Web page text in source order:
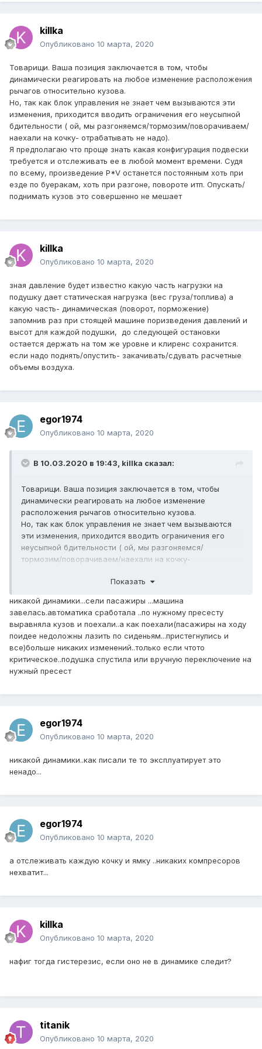
killka
Опубликовано 10 марта, 2020
Товарищи. Ваша позиция заключается в том, чтобы
динамически реагировать на любое изменение расположения
рычагов относительно кузова.
Но, так как блок управления не знает чем вызываются эти
изменения, приходится вводить ограничения его неусыпной
бдительности ( ой, мы разгоняемся/тормозим/поворачиваем/
наехали на кочку- отрабатывать не надо).
Я предполагаю что проще знать какая конфигурация подвески
требуется и отслеживать ее в любой момент времени. Судя
по всему, произведение P*V останется постоянным хоть при
езде по буеракам, хоть при разгоне, повороте итп. Опускать/
поднимать кузов это совершенно не мешает
killka
Опубликовано 10 марта, 2020
зная давление будет известно какую часть нагрузки на
подушку дает статическая нагрузка (вес груза/топлива) а
какую часть- динамическая (поворот, порможение)
запомнив раз при стоящей машине поризведения давлений и
высот для каждой подушки, до следующей остановки
остается держать на том же уровне и клиренс сохранится.
если надо поднять/опустить- закачивать/сдувать расчетные
объемы воздуха.
egor1974
Опубликовано 10 марта, 2020
В 10.03.2020 в 19:43, killka сказал:
Товарищи. Ваша позиция заключается в том, чтобы
динамически реагировать на любое изменение
расположения рычагов относительно кузова.
Но, так как блок управления не знает чем вызываются
эти изменения, приходится вводить ограничения его
неусыпной бдительности ( ой, мы разгоняемся/
тормозим/поворачиваем/наехали на кочку-
Я предполагаю что проще знать какая конфигурация
времени. Судя по всему, произведение P*V останется
постоянным хоть при езде по буеракам, хоть при
разгоне, повороте итп. Опускать/поднимать кузов это
совершенно не мешает
Показать
никакой динамики...сели пасажиры ...машина
завелась.автоматика сработала ..по нужному пресесту
выравняла кузов и поехали..а как поехали(пасажиры на ходу
поидее недоложны лазить по сиденьям...пристегнулись и
все)больше никаких изменений..только если чтото
критическое..подушка спустила или вручную переключение на
нужный пресест
egor1974
Опубликовано 10 марта, 2020
никакой динамики..как писали те то эксплуатирует это
ненадо...
egor1974
Опубликовано 10 марта, 2020
а отслеживать каждую кочку и ямку ..никаких компресоров
нехватит...
killka
Опубликовано 10 марта, 2020
нафиг тогда гистерезис, если оно не в динамике следит?
titanik
Опубликовано 10 марта, 2020